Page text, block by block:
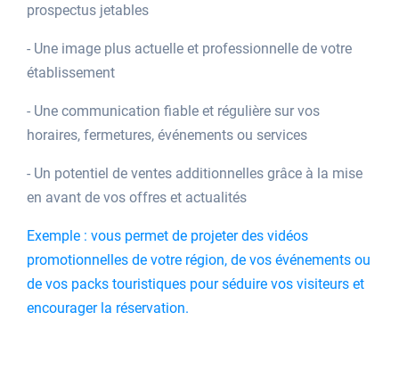
prospectus jetables
- Une image plus actuelle et professionnelle de votre
établissement
- Une communication fiable et régulière sur vos
horaires, fermetures, événements ou services
- Un potentiel de ventes additionnelles grâce à la mise
en avant de vos offres et actualités
Exemple : vous permet de projeter des vidéos
promotionnelles de votre région, de vos événements ou
de vos packs touristiques pour séduire vos visiteurs et
encourager la réservation.